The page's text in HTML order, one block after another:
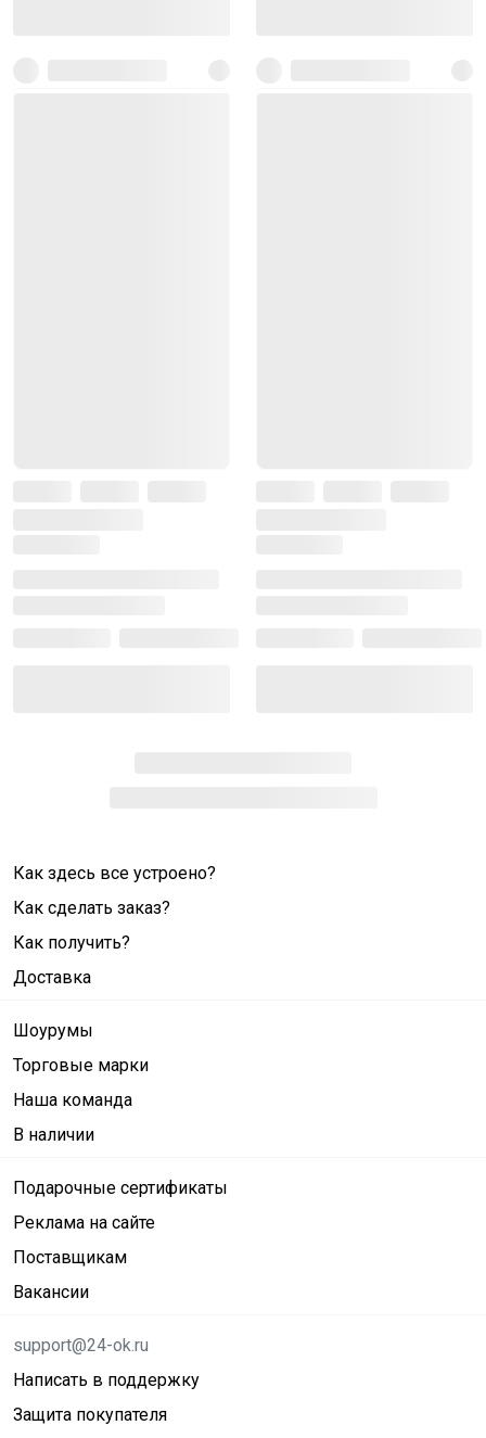
Как здесь все устроено?
Как сделать заказ?
Как получить?
Доставка
Шоурумы
Торговые марки
Наша команда
В наличии
Подарочные сертификаты
Реклама на сайте
Поставщикам
Вакансии
support@24-ok.ru
Написать в поддержку
Защита покупателя